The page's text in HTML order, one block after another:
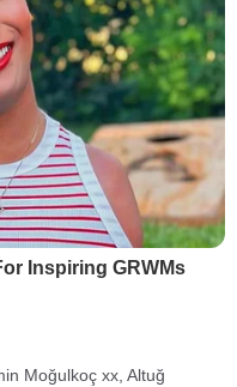
Moğulkoç xx, Altuğ